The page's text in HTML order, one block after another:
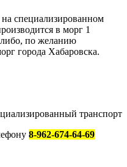
на специализированном
в морг 1
по желанию
города Хабаровска.
транспорт
8-962-674-64-69